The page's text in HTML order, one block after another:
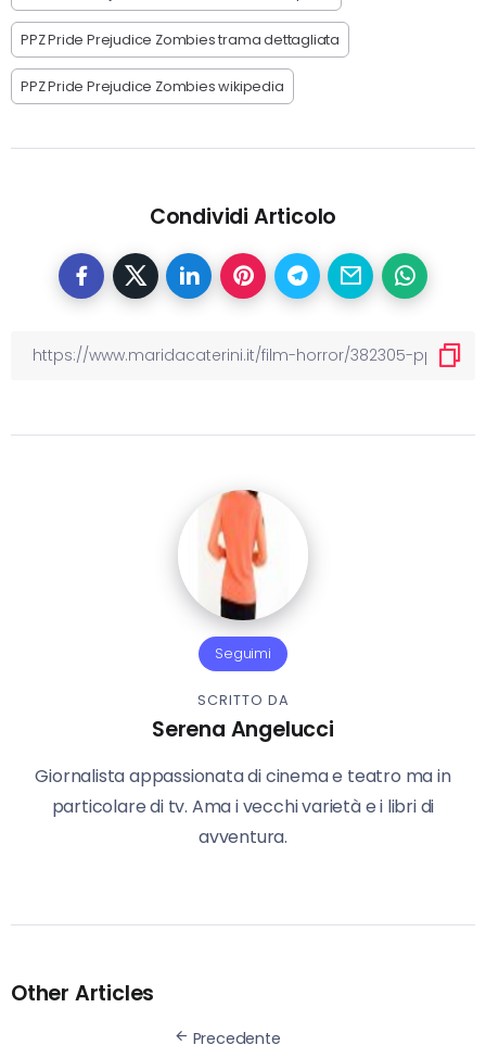
PPZ Pride Prejudice Zombies trama dettagliata
PPZ Pride Prejudice Zombies wikipedia
Condividi Articolo
Seguimi
SCRITTO DA
Serena Angelucci
Giornalista appassionata di cinema e teatro ma in
particolare di tv. Ama i vecchi varietà e i libri di
avventura.
Other Articles
Precedente